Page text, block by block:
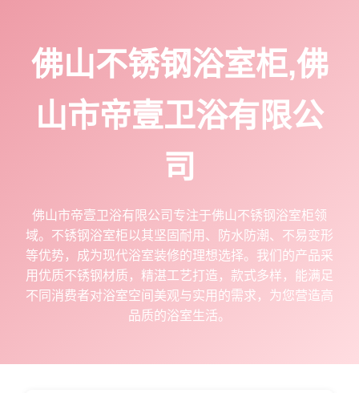
佛山不锈钢浴室柜,佛
山市帝壹卫浴有限公
司
佛山市帝壹卫浴有限公司专注于佛山不锈钢浴室柜领
域。不锈钢浴室柜以其坚固耐用、防水防潮、不易变形
等优势，成为现代浴室装修的理想选择。我们的产品采
用优质不锈钢材质，精湛工艺打造，款式多样，能满足
不同消费者对浴室空间美观与实用的需求，为您营造高
品质的浴室生活。